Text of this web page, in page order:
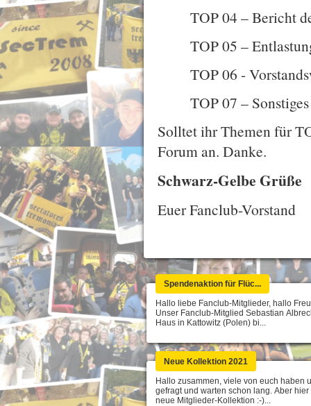
TOP 04 – Bericht
TOP 05 –
TOP 06 -
TOP 07 – Sonstiges
Solltet ihr Themen für
Forum an. Danke.
Schwarz-Gelbe Grüße
Euer Fanclub-Vorstand
Spendenaktion für Flüc...
Hallo liebe Fanclub-Mitglieder, hallo
Unser Fanclub-Mitglied Sebastian
Haus in Kattowitz (Polen) bi...
Neue Kollektion 2021
Hallo zusammen, viele von euch haben
gefragt und warten schon lang. Aber
neue Mitglieder-Kollektion :-)...